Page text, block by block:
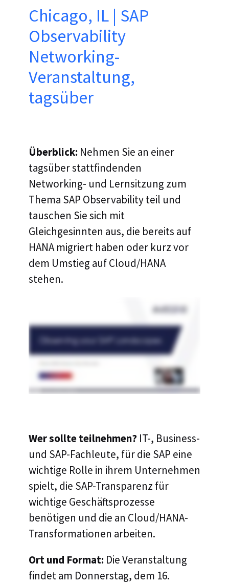
Chicago, IL | SAP
Observability
Networking-
Veranstaltung,
tagsüber
Überblick: Nehmen Sie an einer
tagsüber stattfindenden
Networking- und Lernsitzung zum
Thema SAP Observability teil und
tauschen Sie sich mit
Gleichgesinnten aus, die bereits auf
HANA migriert haben oder kurz vor
dem Umstieg auf Cloud/HANA
stehen.
Wer sollte teilnehmen? IT-, Business-
und SAP-Fachleute, für die SAP eine
wichtige Rolle in ihrem Unternehmen
spielt, die SAP-Transparenz für
wichtige Geschäftsprozesse
benötigen und die an Cloud/HANA-
Transformationen arbeiten.
Ort und Format: Die Veranstaltung
findet am Donnerstag, dem 16.